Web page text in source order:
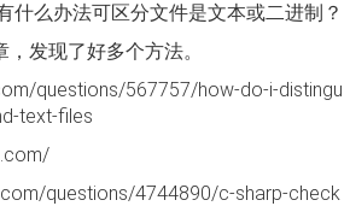
什么办法可区分文件是文本或二进制？
发现了好多个方法。
questions/567757/how-do-i-distingu
text-files
questions/4744890/c-sharp-check